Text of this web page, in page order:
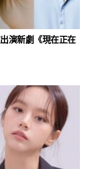
演新劇《現在正在